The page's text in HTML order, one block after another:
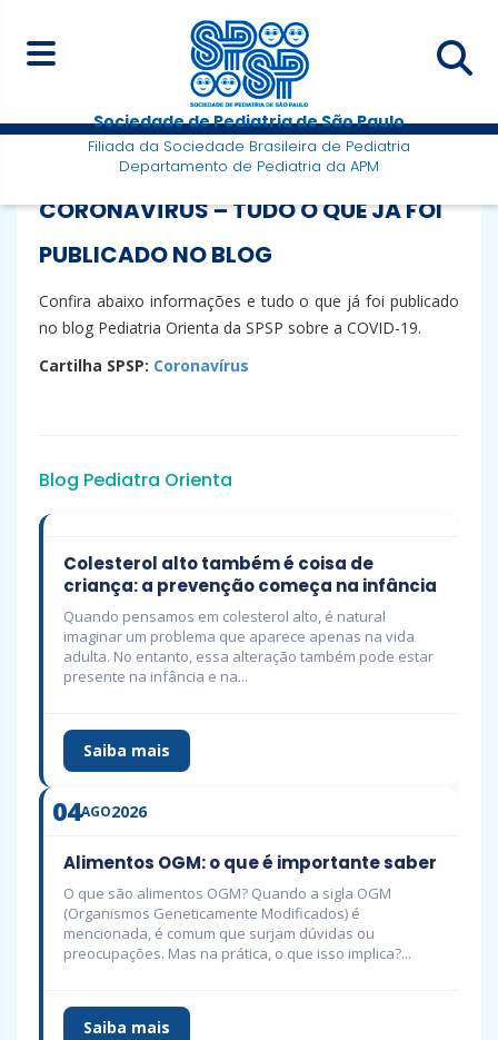
Sociedade de Pediatria de São Paulo
Filiada da Sociedade Brasileira de Pediatria
Departamento de Pediatria da APM
CORONAVÍRUS – TUDO O QUE JÁ FOI
PUBLICADO NO BLOG
Confira abaixo informações e tudo o que já foi publicado
no blog Pediatria Orienta da SPSP sobre a COVID-19.
Cartilha SPSP: Coronavírus
Blog Pediatra Orienta
Colesterol alto também é coisa de
criança: a prevenção começa na infância
Quando pensamos em colesterol alto, é natural
imaginar um problema que aparece apenas na vida
adulta. No entanto, essa alteração também pode estar
presente na infância e na...
Saiba mais
04AGO2026
Alimentos OGM: o que é importante saber
O que são alimentos OGM? Quando a sigla OGM
(Organismos Geneticamente Modificados) é
mencionada, é comum que surjam dúvidas ou
preocupações. Mas na prática, o que isso implica?...
Saiba mais